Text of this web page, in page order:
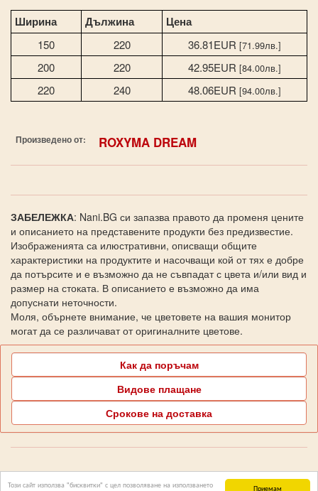
Приемам
Този сайт използва "бисквитки" с цел позволяване на използването
Ширина Дължина Цена
150 220 36.81EUR [71.99лв.]
200 220 42.95EUR [84.00лв.]
220 240 48.06EUR [94.00лв.]
Произведено от: ROXYMA DREAM
ЗАБЕЛЕЖКА: Nani.BG си запазва правото да променя цените
и описанието на представените продукти без предизвестие.
Изображенията са илюстративни, описващи общите
характеристики на продуктите и насочващи кой от тях е добре
да потърсите и е възможно да не съвпадат с цвета и/или вид и
размер на стоката. В описанието е възможно да има
допуснати неточности.
Моля, обърнете внимание, че цветовете на вашия монитор
могат да се различават от оригиналните цветове.
Как да поръчам
Видове плащане
Срокове на доставка
Поддръжка Nani.BG